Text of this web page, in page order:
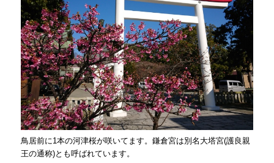
鳥居前に1本の河津桜が咲いてます。鎌倉宮は別名大塔宮(護良親
王の通称)とも呼ばれています。